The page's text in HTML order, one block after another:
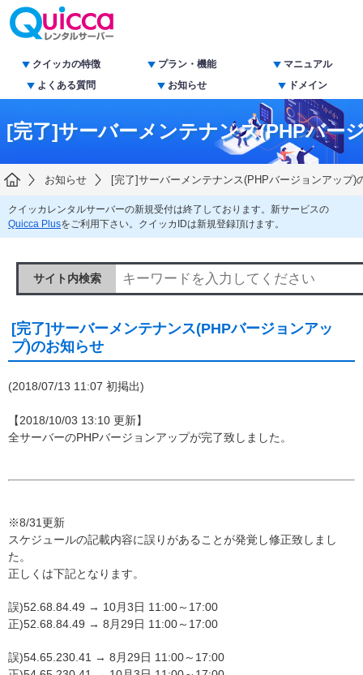
クイッカの特徴 プラン・機能
マニュアル
よくある質問
お知らせ ドメイン
[完了]サーバーメンテナンス(PHPバー
お知らせ [完了]サーバーメンテナンス(PHPバージョンアップ)
クイッカレンタルサーバーの新規受付は終了しております。新サービスの
Quicca Plusをご利用下さい。クイッカIDは新規登録頂けます。
サイト内検索
[完了]サーバーメンテナンス(PHPバージョンアッ
プ)のお知らせ
(2018/07/13 11:07 初掲出)
【2018/10/03 13:10 更新】
全サーバーのPHPバージョンアップが完了致しました。
※8/31更新
スケジュールの記載内容に誤りがあることが発覚し修正致しまし
た。
正しくは下記となります。
誤)52.68.84.49 → 10月3日 11:00～17:00
正)52.68.84.49 → 8月29日 11:00～17:00
誤)54.65.230.41 → 8月29日 11:00～17:00